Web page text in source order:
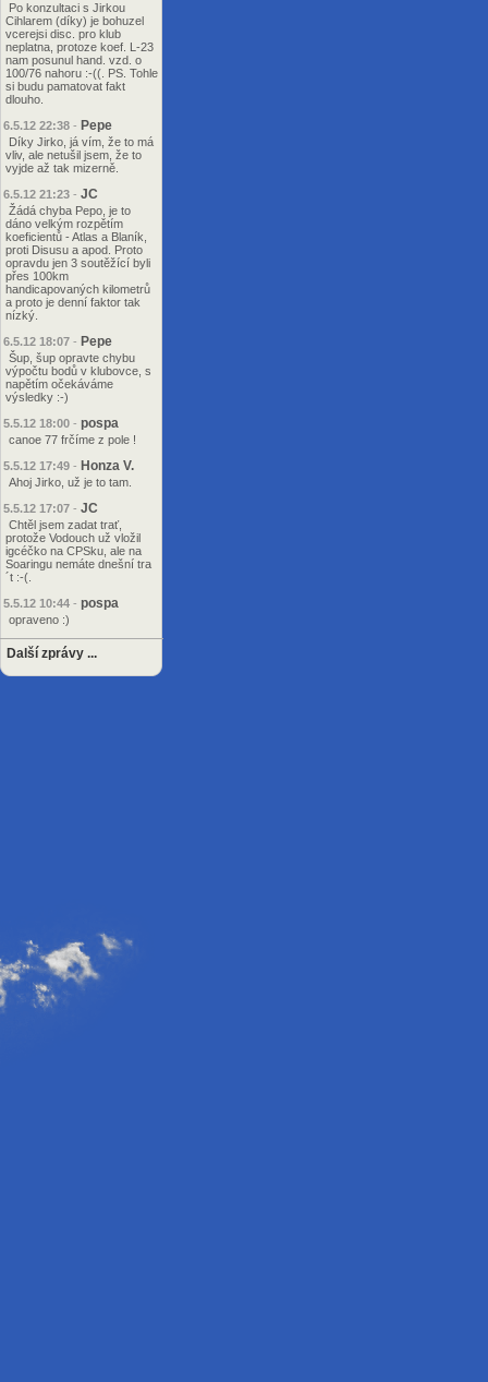
Po konzultaci s Jirkou
Cihlarem (díky) je bohuzel
vcerejsi disc. pro klub
neplatna, protoze koef. L-23
nam posunul hand. vzd. o
100/76 nahoru :-((. PS. Tohle
si budu pamatovat fakt
dlouho.
6.5.12 22:38 - Pepe
Díky Jirko, já vím, že to má
vliv, ale netušil jsem, že to
vyjde až tak mizerně.
6.5.12 21:23 - JC
Žádá chyba Pepo, je to
dáno velkým rozpětím
koeficientů - Atlas a Blaník,
proti Disusu a apod. Proto
opravdu jen 3 soutěžící byli
přes 100km
handicapovaných kilometrů
a proto je denní faktor tak
nízký.
6.5.12 18:07 - Pepe
Šup, šup opravte chybu
výpočtu bodů v klubovce, s
napětím očekáváme
výsledky :-)
5.5.12 18:00 - pospa
canoe 77 frčíme z pole !
5.5.12 17:49 - Honza V.
Ahoj Jirko, už je to tam.
5.5.12 17:07 - JC
Chtěl jsem zadat trať,
protože Vodouch už vložil
igcéčko na CPSku, ale na
Soaringu nemáte dnešní tra
´t :-(.
5.5.12 10:44 - pospa
opraveno :)
Další zprávy ...